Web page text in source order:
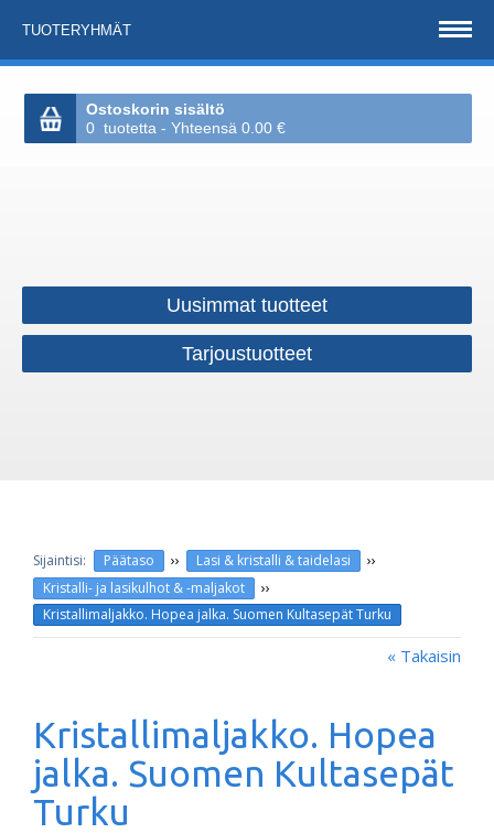
TUOTERYHMÄT
Ostoskorin sisältö
0 tuotetta - Yhteensä 0.00 €
Uusimmat tuotteet
Tarjoustuotteet
Päätaso ›› Lasi & kristalli & taidelasi ››
Kristalli- ja lasikulhot & -maljakot ››
Kristallimaljakko. Hopea jalka. Suomen Kultasepät Turku
« Takaisin
Kristallimaljakko. Hopea
jalka. Suomen Kultasepät
Turku